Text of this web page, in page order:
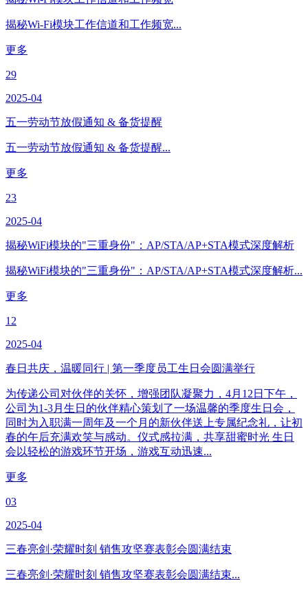
揭秘Wi-Fi模块工作信道和工作频宽...
更多
29
2025-04
五一劳动节放假通知 & 备货提醒​
五一劳动节放假通知 & 备货提醒​...
更多
23
2025-04
揭秘WiFi模块的"三重身份"：AP/STA/AP+STA模式深度解析
揭秘WiFi模块的"三重身份"：AP/STA/AP+STA模式深度解析...
更多
12
2025-04
春日共庆，温暖同行 | 第一季度员工生日会圆满举行
为传递公司对伙伴的关怀，增强团队凝聚力，4月12日下午，
公司为1-3月生日的伙伴精心策划了一场温馨的季度生日会，
同时为入职满一周年及一个月的新伙伴送上专属纪念礼，让初
春的午后充满欢笑与感动。仪式感拉满，共享甜蜜时光 生日
会以轻松的游戏环节开场，游戏互动迅速...
更多
03
2025-04
三春亮剑·荣耀时刻 销售攻坚赛表彰会圆满结束
三春亮剑·荣耀时刻 销售攻坚赛表彰会圆满结束...